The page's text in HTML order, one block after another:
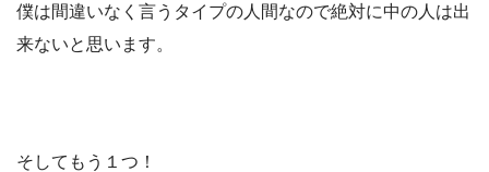
僕は間違いなく言うタイプの人間なので絶対に中の人は出
来ないと思います。
そしてもう１つ！